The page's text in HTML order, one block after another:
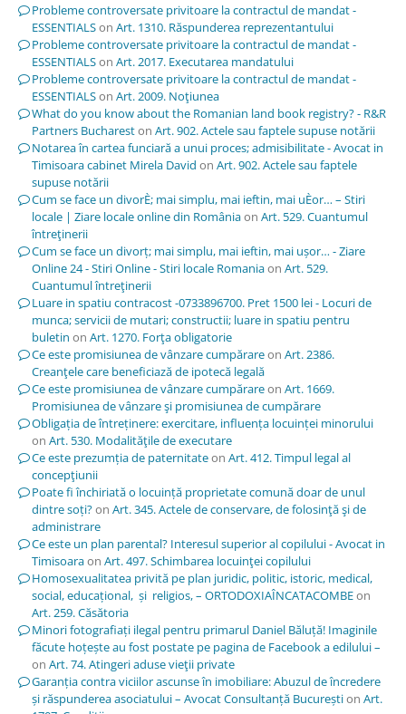
Probleme controversate privitoare la contractul de mandat -
ESSENTIALSon Art. 1310. Răspunderea reprezentantului
Probleme controversate privitoare la contractul de mandat -
ESSENTIALSon Art. 2017. Executarea mandatului
Probleme controversate privitoare la contractul de mandat -
ESSENTIALSon Art. 2009. Noţiunea
What do you know about the Romanian land book registry? - R&R
Partners Buchareston Art. 902. Actele sau faptele supuse notării
Notarea în cartea funciară a unui proces; admisibilitate - Avocat in
Timisoara cabinet Mirela David on Art. 902. Actele sau faptele
supuse notării
Cum se face un divorÈ; mai simplu, mai ieftin, mai uÈor… – Stiri
locale | Ziare locale online din Româniaon Art. 529. Cuantumul
întreţinerii
Cum se face un divorț; mai simplu, mai ieftin, mai ușor… - Ziare
Online 24 - Stiri Online - Stiri locale Romaniaon Art. 529.
Cuantumul întreţinerii
Luare in spatiu contracost -0733896700. Pret 1500 lei - Locuri de
munca; servicii de mutari; constructii; luare in spatiu pentru
buletin on Art. 1270. Forţa obligatorie
Ce este promisiunea de vânzare cumpărareon Art. 2386.
Creanţele care beneficiază de ipotecă legală
Ce este promisiunea de vânzare cumpărareon Art. 1669.
Promisiunea de vânzare şi promisiunea de cumpărare
Obligația de întreținere: exercitare, influența locuinței minorului
on Art. 530. Modalităţile de executare
Ce este prezumția de paternitateon Art. 412. Timpul legal al
concepţiunii
Poate fi închiriată o locuință proprietate comună doar de unul
dintre soți?on Art. 345. Actele de conservare, de folosinţă şi de
administrare
Ce este un plan parental? Interesul superior al copilului - Avocat in
Timisoaraon Art. 497. Schimbarea locuinţei copilului
Homosexualitatea privită pe plan juridic, politic, istoric, medical,
social, educațional, și religios, – ORTODOXIAÎNCATACOMBEon
Art. 259. Căsătoria
Minori fotografiați ilegal pentru primarul Daniel Băluță! Imaginile
făcute hoțește au fost postate pe pagina de Facebook a edilului –
on Art. 74. Atingeri aduse vieţii private
Garanția contra viciilor ascunse în imobiliare: Abuzul de încredere
și răspunderea asociatului – Avocat Consultanță Bucureștion Art.